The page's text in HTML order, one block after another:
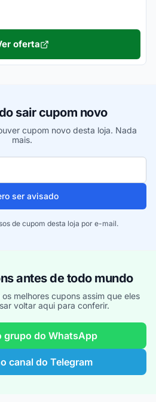
oferta
sair cupom novo
cupom novo desta loja. Nada
mais.
ser avisado
de cupom desta loja por e-mail.
antes de todo mundo
melhores cupons assim que eles
voltar aqui para conferir.
grupo do WhatsApp
canal do Telegram